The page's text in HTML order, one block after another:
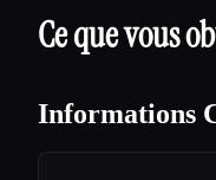
Ce que vous
Informations